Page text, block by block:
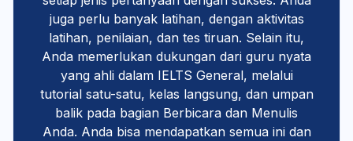
juga perlu banyak latihan, dengan aktivitas
latihan, penilaian, dan tes tiruan. Selain itu,
Anda memerlukan dukungan dari guru nyata
yang ahli dalam IELTS General, melalui
tutorial satu-satu, kelas langsung, dan umpan
balik pada bagian Berbicara dan Menulis
Anda. Anda bisa mendapatkan semua ini dan